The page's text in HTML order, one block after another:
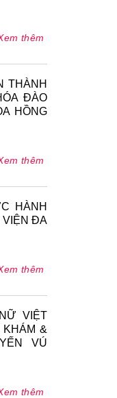
thêm
THÀNH
ĐÀO
HỒNG
thêm
HÀNH
VIỆN ĐA
thêm
VIỆT
&
VÚ
thêm